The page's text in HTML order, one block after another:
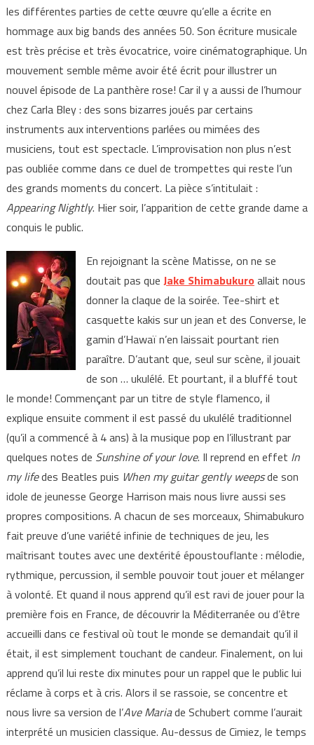
les différentes parties de cette œuvre qu’elle a écrite en
hommage aux big bands des années 50. Son écriture musicale
est très précise et très évocatrice, voire cinématographique. Un
mouvement semble même avoir été écrit pour illustrer un
nouvel épisode de La panthère rose! Car il y a aussi de l’humour
chez Carla Bley : des sons bizarres joués par certains
instruments aux interventions parlées ou mimées des
musiciens, tout est spectacle. L’improvisation non plus n’est
pas oubliée comme dans ce duel de trompettes qui reste l’un
des grands moments du concert. La pièce s’intitulait :
Appearing Nightly. Hier soir, l’apparition de cette grande dame a
conquis le public.
En rejoignant la scène Matisse, on ne se
doutait pas que Jake Shimabukuro allait nous
donner la claque de la soirée. Tee-shirt et
casquette kakis sur un jean et des Converse, le
gamin d’Hawaï n’en laissait pourtant rien
paraître. D’autant que, seul sur scène, il jouait
de son … ukulélé. Et pourtant, il a bluffé tout
le monde! Commençant par un titre de style flamenco, il
explique ensuite comment il est passé du ukulélé traditionnel
(qu’il a commencé à 4 ans) à la musique pop en l’illustrant par
quelques notes de Sunshine of your love. Il reprend en effet In
my lifedes Beatles puis When my guitar gently weepsde son
idole de jeunesse George Harrison mais nous livre aussi ses
propres compositions. A chacun de ses morceaux, Shimabukuro
fait preuve d’une variété infinie de techniques de jeu, les
maîtrisant toutes avec une dextérité époustouflante : mélodie,
rythmique, percussion, il semble pouvoir tout jouer et mélanger
à volonté. Et quand il nous apprend qu’il est ravi de jouer pour la
première fois en France, de découvrir la Méditerranée ou d’être
accueilli dans ce festival où tout le monde se demandait qu’il il
était, il est simplement touchant de candeur. Finalement, on lui
apprend qu’il lui reste dix minutes pour un rappel que le public lui
réclame à corps et à cris. Alors il se rassoie, se concentre et
nous livre sa version de l’Ave Mariade Schubert comme l’aurait
interprété un musicien classique. Au-dessus de Cimiez, le temps